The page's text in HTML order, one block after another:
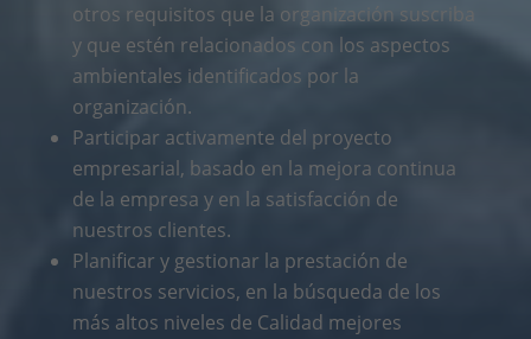
otros requisitos que la organización suscriba
y que estén relacionados con los aspectos
ambientales identificados por la
organización.
Participar activamente del proyecto
empresarial, basado en la mejora continua
de la empresa y en la satisfacción de
nuestros clientes.
Planificar y gestionar la prestación de
nuestros servicios, en la búsqueda de los
más altos niveles de Calidad mejores